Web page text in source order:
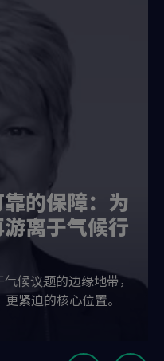
的保障：为
离于气候行
候议题的边缘地带，
紧迫的核心位置。